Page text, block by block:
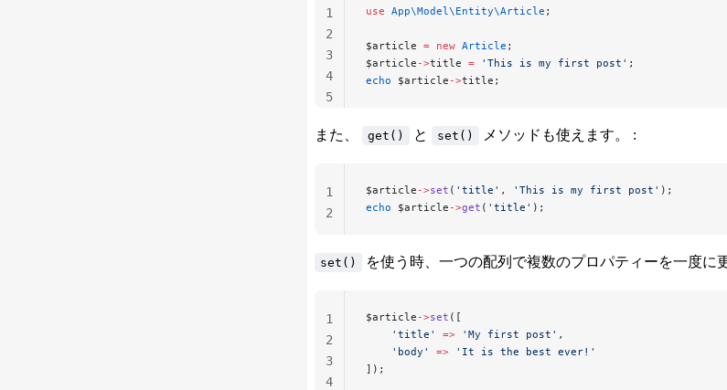
use App\Model\Entity\Article ;
$article = new Article ;
$article ->title = 'This is my first post' ;
echo $article ->title;
1
2
3
4
5
また、 get() と set() メソッドも使えます。 :
$article ->set ( 'title' , 'This is my first post' );
echo $article ->get ( 'title' );
1
2
set() を使う時、一つの配列で複数のプロパティーを一度に
$article ->set ([
    'title'
=> 'My first post' ,
    'body'
=> 'It is the best ever!'
]);
1
2
3
4